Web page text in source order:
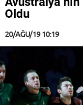
Oldu
20/AĞU/19 10:19